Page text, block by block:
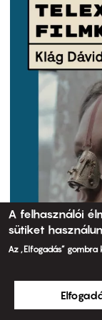
A felhasználói
sütiket
Az „Elfogadás”